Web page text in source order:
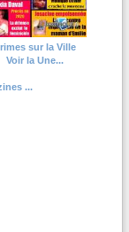
sur la Ville
Voir la Une...
...